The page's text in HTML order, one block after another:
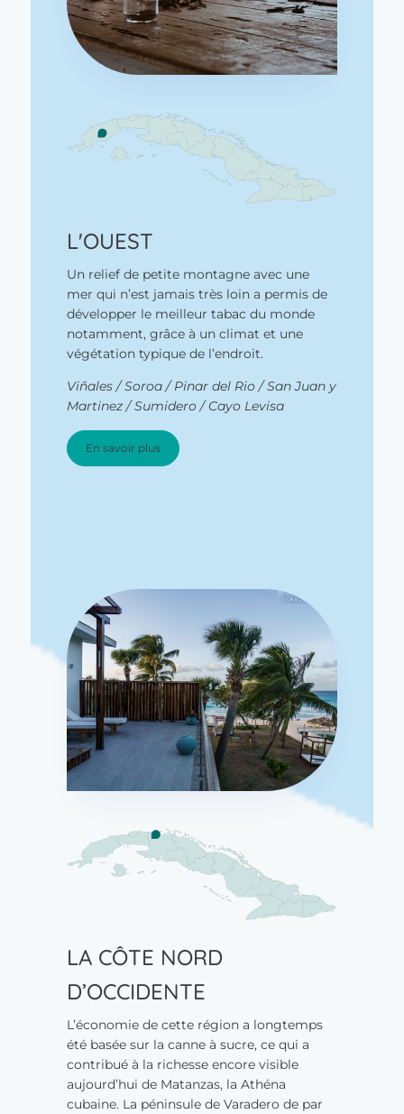
L'OUEST
Un relief de petite montagne avec une
mer qui n’est jamais très loin a permis de
développer le meilleur tabac du monde
notamment, grâce à un climat et une
végétation typique de l’endroit.
Viñales / Soroa / Pinar del Rio / San Juan y
Martinez / Sumidero / Cayo Levisa
En savoir plus
LA CÔTE NORD
D’OCCIDENTE
L’économie de cette région a longtemps
été basée sur la canne à sucre, ce qui a
contribué à la richesse encore visible
aujourd’hui de Matanzas, la Athéna
cubaine. La péninsule de Varadero de par